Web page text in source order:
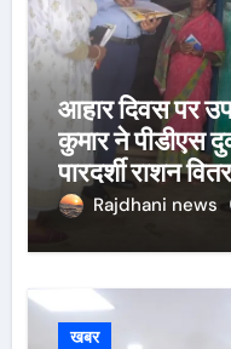
आहार दिवस पर
कुमार ने पीडीएस
पारदर्शी राशन
Rajdhani news
खबर